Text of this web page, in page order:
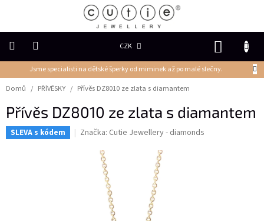
Jsme specialisti na dětské šperky od miminek až po malé slečny.
CZK
DĚTSKÉ
ŠPERKY
PRSTENY
Domů / PŘÍVĚSKY / Přívěs DZ8010 ze zlata s diamantem
Přívěs DZ8010 ze zlata s diamantem
SLEVA s kódem Značka: Cutie Jewellery - diamonds